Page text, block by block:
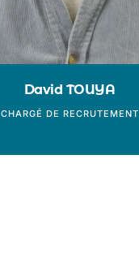
David TOUYA
CHARGÉ DE RECRUTEMENT